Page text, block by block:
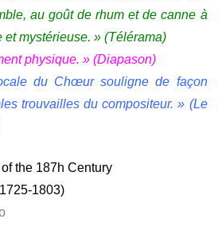
au goût de rhum et de canne à
et mystérieuse. » (Télérama)
physique. » (Diapason)
du Chœur souligne de façon
trouvailles du compositeur. » (Le
the 187h Century
1803)